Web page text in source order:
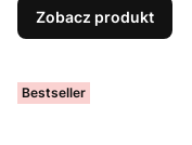
Zobacz produkt
Bestseller